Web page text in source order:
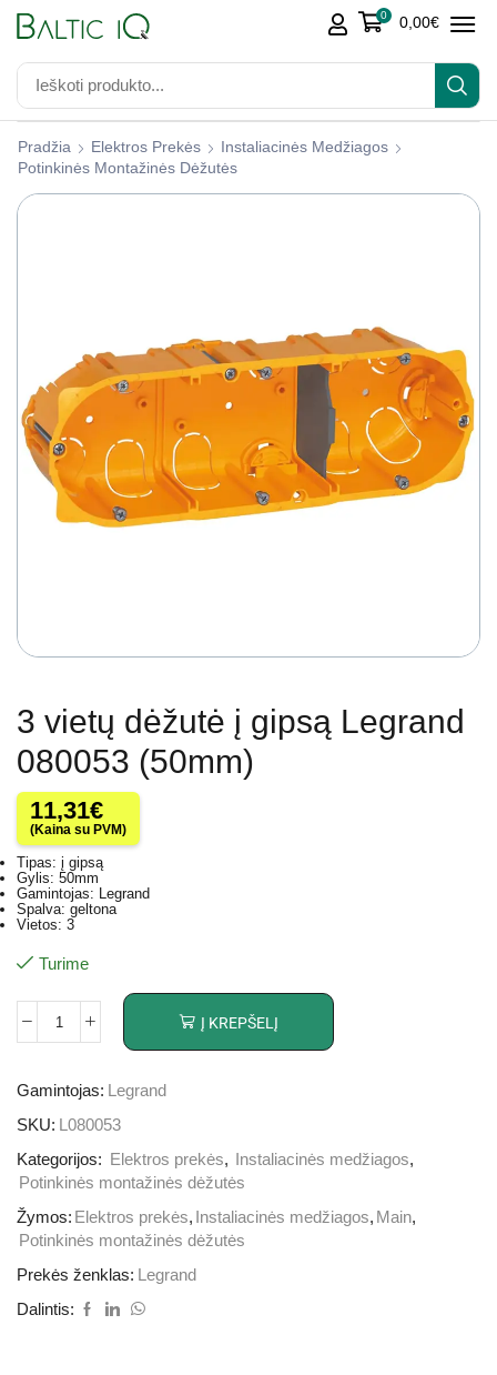
0 0,00€
Pradžia Elektros Prekės
Instaliacinės Medžiagos
Potinkinės Montažinės Dėžutės
3 vietų dėžutė į gipsą Legrand
080053 (50mm)
11,31€
(Kaina su PVM)
Tipas: į gipsą
Gylis: 50mm
Gamintojas: Legrand
Spalva: geltona
Vietos: 3
Turime
Į KREPŠELĮ
Gamintojas:
Legrand
SKU:
L080053
Kategorijos:
Elektros prekės, Instaliacinės medžiagos,
Potinkinės montažinės dėžutės
Žymos: Elektros prekės, Instaliacinės medžiagos, Main,
Potinkinės montažinės dėžutės
Prekės ženklas:
Legrand
Dalintis: